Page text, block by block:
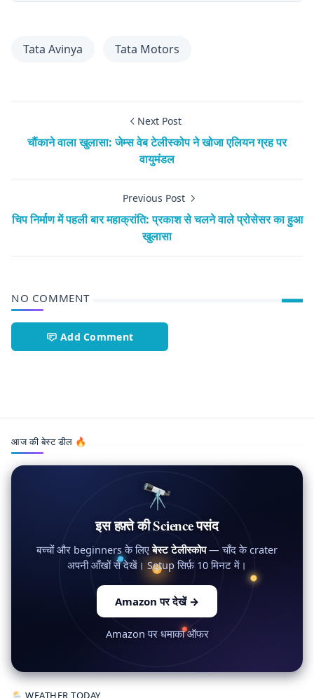
Tata Avinya Tata Motors
Next Post
चौंकाने वाला खुलासा: जेम्स वेब टेलीस्कोप ने खोजा एलियन ग्रह पर
वायुमंडल
Previous Post
चिप निर्माण में पहली बार महाक्रांति: प्रकाश से चलने वाले प्रोसेसर का हुआ
खुलासा
NO COMMENT
Add Comment
आज की बेस्ट डील 🔥
🔭
इस हफ़्ते की Science पसंद
बच्चों और beginners के लिएबेस्ट टेलीस्कोप— चाँद के crater
अपनी आँखों से देखें। Setup सिर्फ़ 10 मिनट में।
Amazon पर देखें →
Amazon पर धमाका ऑफर
🌦 WEATHER TODAY